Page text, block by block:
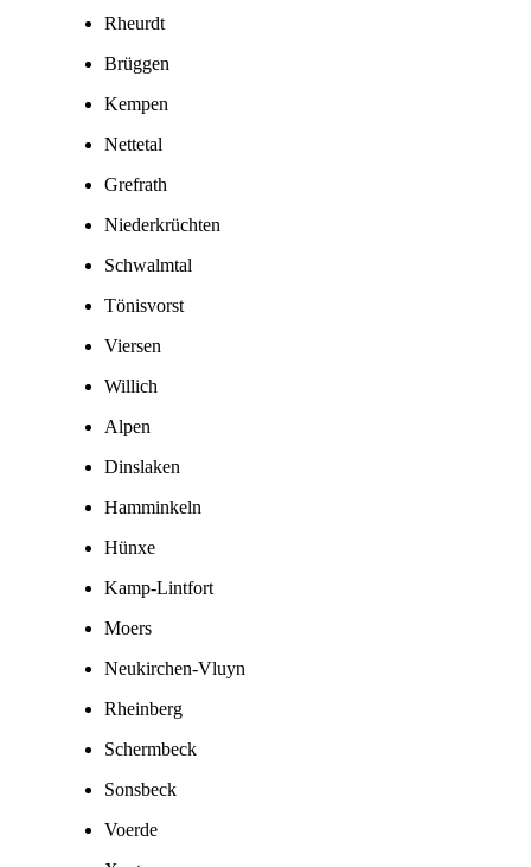
Rheurdt
Brüggen
Kempen
Nettetal
Grefrath
Niederkrüchten
Schwalmtal
Tönisvorst
Viersen
Willich
Alpen
Dinslaken
Hamminkeln
Hünxe
Kamp-Lintfort
Moers
Neukirchen-Vluyn
Rheinberg
Schermbeck
Sonsbeck
Voerde